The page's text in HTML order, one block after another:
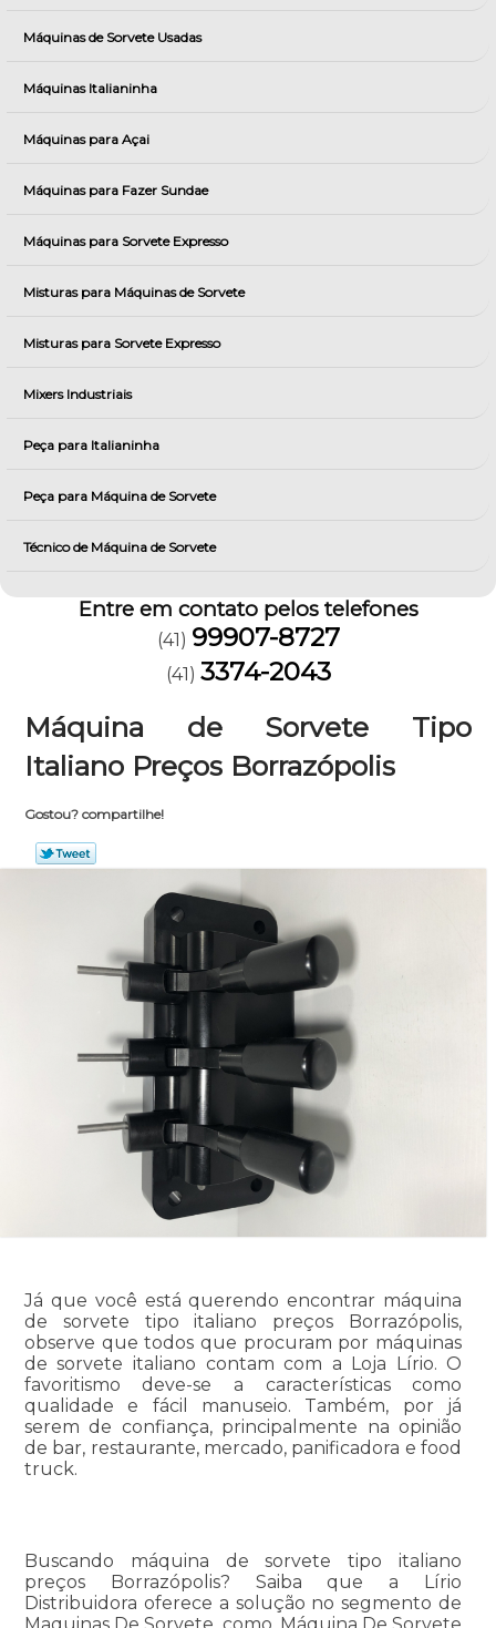
Máquinas de Sorvete Usadas
Máquinas Italianinha
Máquinas para Açai
Máquinas para Fazer Sundae
Máquinas para Sorvete Expresso
Misturas para Máquinas de Sorvete
Misturas para Sorvete Expresso
Mixers Industriais
Peça para Italianinha
Peça para Máquina de Sorvete
Técnico de Máquina de Sorvete
Entre em contato pelos telefones
(41) 99907-8727
(41) 3374-2043
Máquina de Sorvete Tipo
Italiano Preços Borrazópolis
Gostou? compartilhe!
Já que você está querendo encontrar máquina
de sorvete tipo italiano preços Borrazópolis,
observe que todos que procuram por máquinas
de sorvete italiano contam com a Loja Lírio. O
favoritismo deve-se a características como
qualidade e fácil manuseio. Também, por já
serem de confiança, principalmente na opinião
de bar, restaurante, mercado, panificadora e food
truck.
Buscando máquina de sorvete tipo italiano
preços Borrazópolis? Saiba que a Lírio
Distribuidora oferece a solução no segmento de